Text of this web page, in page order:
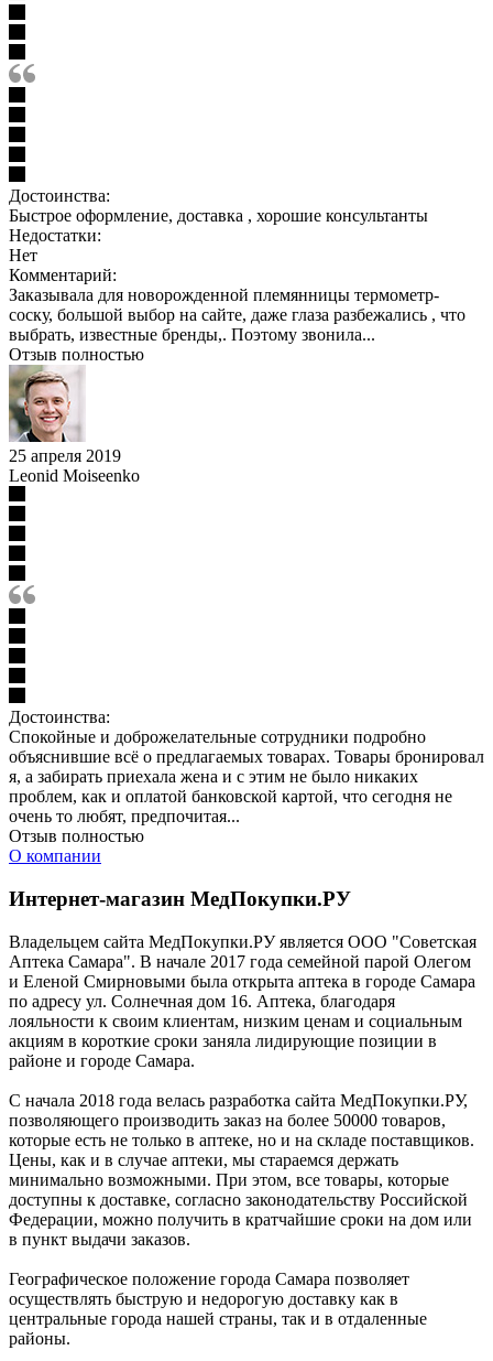
Достоинства:
Быстрое оформление, доставка , хорошие консультанты
Недостатки:
Нет
Комментарий:
Заказывала для новорожденной племянницы термометр-
соску, большой выбор на сайте, даже глаза разбежались , что
выбрать, известные бренды,. Поэтому звонила...
Отзыв полностью
25 апреля 2019
Leonid Moiseenko
Достоинства:
Спокойные и доброжелательные сотрудники подробно
объяснившие всё о предлагаемых товарах. Товары бронировал
я, а забирать приехала жена и с этим не было никаких
проблем, как и оплатой банковской картой, что сегодня не
очень то любят, предпочитая...
Отзыв полностью
О компании
Интернет-магазин МедПокупки.РУ
Владельцем сайта МедПокупки.РУ является ООО "Советская
Аптека Самара". В начале 2017 года семейной парой Олегом
и Еленой Смирновыми была открыта аптека в городе Самара
по адресу ул. Солнечная дом 16. Аптека, благодаря
лояльности к своим клиентам, низким ценам и социальным
акциям в короткие сроки заняла лидирующие позиции в
районе и городе Самара.
С начала 2018 года велась разработка сайта МедПокупки.РУ,
позволяющего производить заказ на более 50000 товаров,
которые есть не только в аптеке, но и на складе поставщиков.
Цены, как и в случае аптеки, мы стараемся держать
минимально возможными. При этом, все товары, которые
доступны к доставке, согласно законодательству Российской
Федерации, можно получить в кратчайшие сроки на дом или
в пункт выдачи заказов.
Географическое положение города Самара позволяет
осуществлять быструю и недорогую доставку как в
центральные города нашей страны, так и в отдаленные
районы.